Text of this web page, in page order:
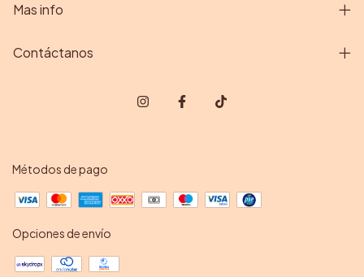
Mas info
Contáctanos
Métodos de pago
Opciones de envío